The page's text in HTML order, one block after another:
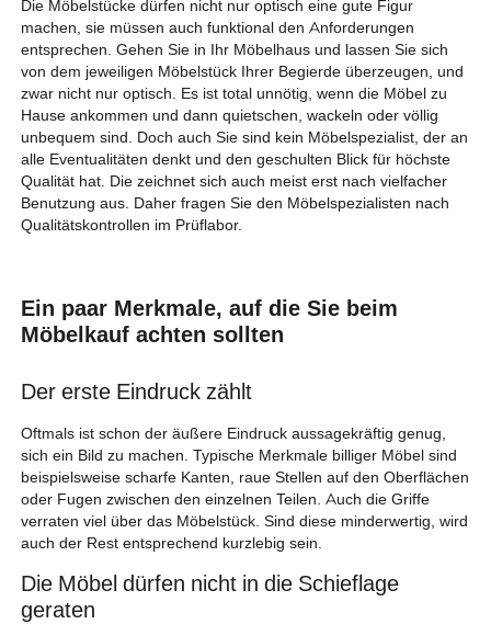
Die Möbelstücke dürfen nicht nur optisch eine gute Figur
machen, sie müssen auch funktional den Anforderungen
entsprechen. Gehen Sie in Ihr Möbelhaus und lassen Sie sich
von dem jeweiligen Möbelstück Ihrer Begierde überzeugen, und
zwar nicht nur optisch. Es ist total unnötig, wenn die Möbel zu
Hause ankommen und dann quietschen, wackeln oder völlig
unbequem sind. Doch auch Sie sind kein Möbelspezialist, der an
alle Eventualitäten denkt und den geschulten Blick für höchste
Qualität hat. Die zeichnet sich auch meist erst nach vielfacher
Benutzung aus. Daher fragen Sie den Möbelspezialisten nach
Qualitätskontrollen im Prüflabor.
Ein paar Merkmale, auf die Sie beim
Möbelkauf achten sollten
Der erste Eindruck zählt
Oftmals ist schon der äußere Eindruck aussagekräftig genug,
sich ein Bild zu machen. Typische Merkmale billiger Möbel sind
beispielsweise scharfe Kanten, raue Stellen auf den Oberflächen
oder Fugen zwischen den einzelnen Teilen. Auch die Griffe
verraten viel über das Möbelstück. Sind diese minderwertig, wird
auch der Rest entsprechend kurzlebig sein.
Die Möbel dürfen nicht in die Schieflage
geraten